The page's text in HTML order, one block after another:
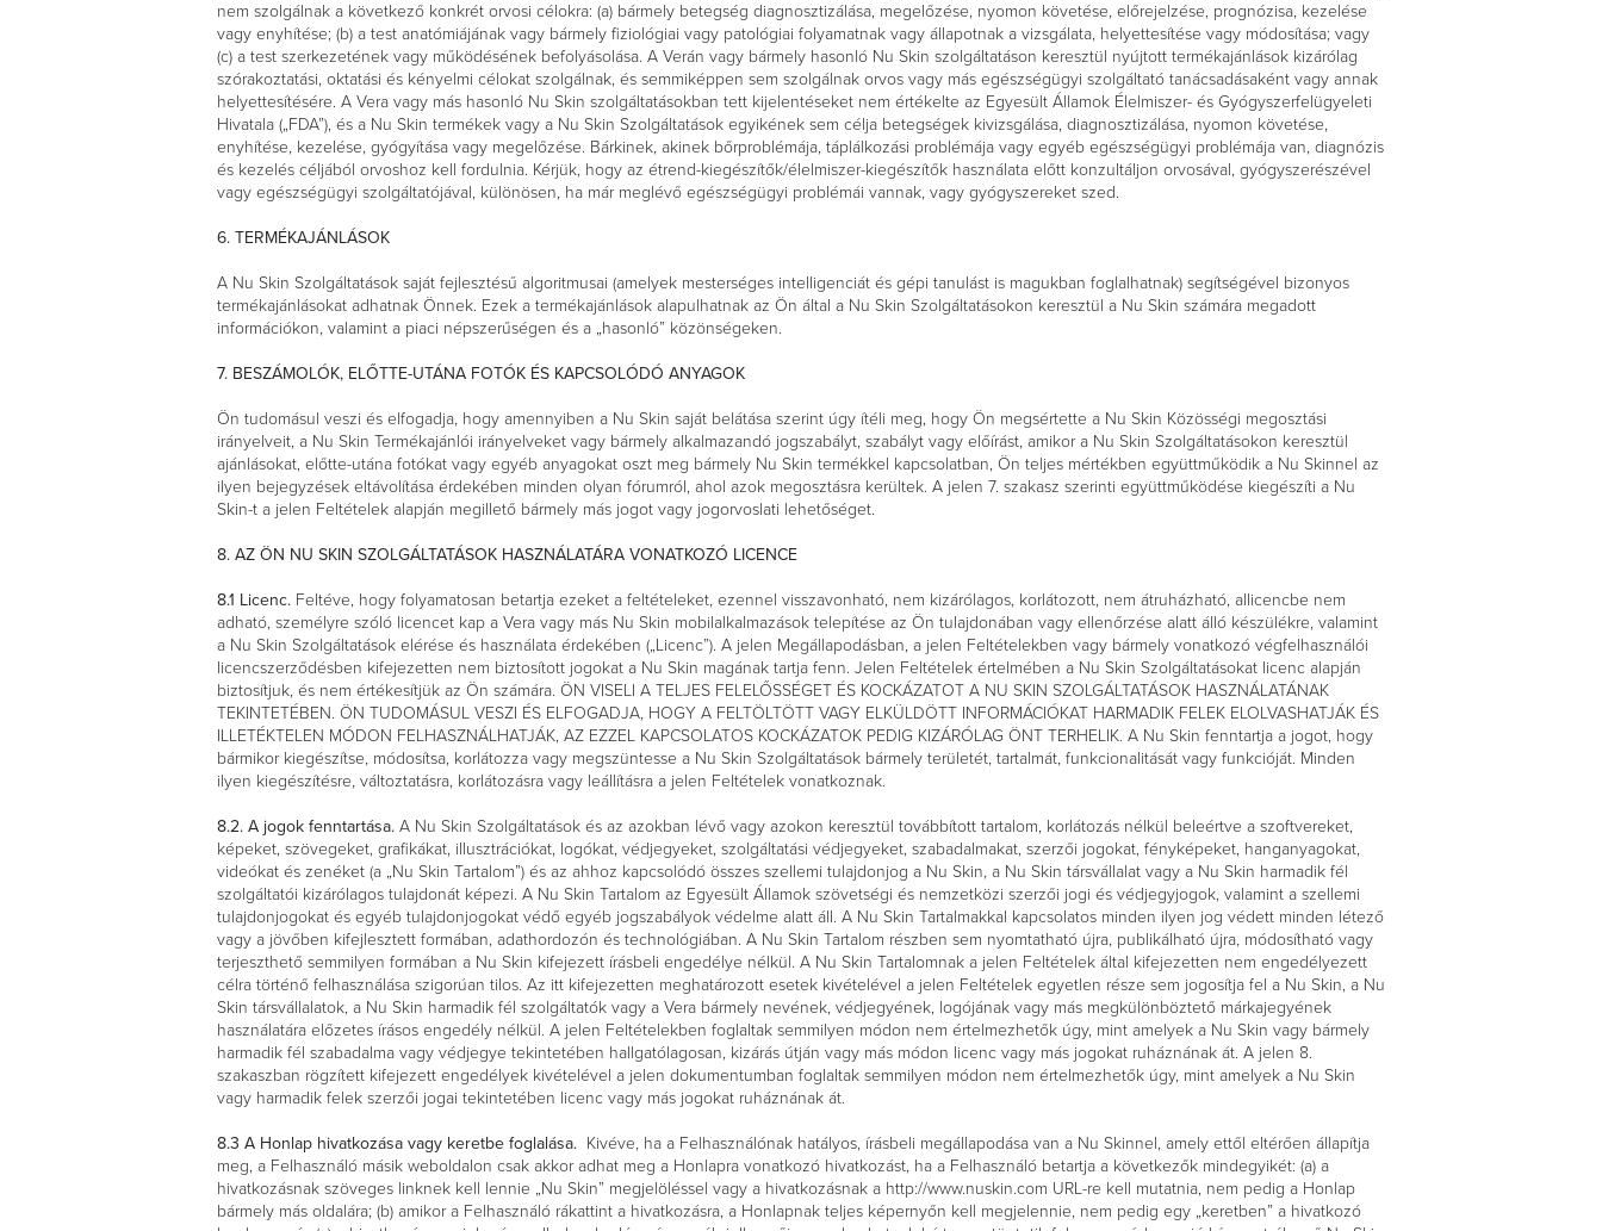
nem szolgálnak a következő konkrét orvosi célokra: (a) bármely betegség diagnosztizálása, megelőzése, nyomon követése, előrejelzése, prognózisa, kezelése
vagy enyhítése; (b) a test anatómiájának vagy bármely fiziológiai vagy patológiai folyamatnak vagy állapotnak a vizsgálata, helyettesítése vagy módosítása; vagy
(c) a test szerkezetének vagy működésének befolyásolása. A Verán vagy bármely hasonló Nu Skin szolgáltatáson keresztül nyújtott termékajánlások kizárólag
szórakoztatási, oktatási és kényelmi célokat szolgálnak, és semmiképpen sem szolgálnak orvos vagy más egészségügyi szolgáltató tanácsadásaként vagy annak
helyettesítésére. A Vera vagy más hasonló Nu Skin szolgáltatásokban tett kijelentéseket nem értékelte az Egyesült Államok Élelmiszer- és Gyógyszerfelügyeleti
Hivatala („FDA”), és a Nu Skin termékek vagy a Nu Skin Szolgáltatások egyikének sem célja betegségek kivizsgálása, diagnosztizálása, nyomon követése,
enyhítése, kezelése, gyógyítása vagy megelőzése. Bárkinek, akinek bőrproblémája, táplálkozási problémája vagy egyéb egészségügyi problémája van, diagnózis
és kezelés céljából orvoshoz kell fordulnia. Kérjük, hogy az étrend-kiegészítők/élelmiszer-kiegészítők használata előtt konzultáljon orvosával, gyógyszerészével
vagy egészségügyi szolgáltatójával, különösen, ha már meglévő egészségügyi problémái vannak, vagy gyógyszereket szed.
6. TERMÉKAJÁNLÁSOK
A Nu Skin Szolgáltatások saját fejlesztésű algoritmusai (amelyek mesterséges intelligenciát és gépi tanulást is magukban foglalhatnak) segítségével bizonyos
termékajánlásokat adhatnak Önnek. Ezek a termékajánlások alapulhatnak az Ön által a Nu Skin Szolgáltatásokon keresztül a Nu Skin számára megadott
információkon, valamint a piaci népszerűségen és a „hasonló” közönségeken.
7. BESZÁMOLÓK, ELŐTTE-UTÁNA FOTÓK ÉS KAPCSOLÓDÓ ANYAGOK
Ön tudomásul veszi és elfogadja, hogy amennyiben a Nu Skin saját belátása szerint úgy ítéli meg, hogy Ön megsértette a Nu Skin Közösségi megosztási
irányelveit, a Nu Skin Termékajánlói irányelveket vagy bármely alkalmazandó jogszabályt, szabályt vagy előírást, amikor a Nu Skin Szolgáltatásokon keresztül
ajánlásokat, előtte-utána fotókat vagy egyéb anyagokat oszt meg bármely Nu Skin termékkel kapcsolatban, Ön teljes mértékben együttműködik a Nu Skinnel az
ilyen bejegyzések eltávolítása érdekében minden olyan fórumról, ahol azok megosztásra kerültek. A jelen 7. szakasz szerinti együttműködése kiegészíti a Nu
Skin-t a jelen Feltételek alapján megillető bármely más jogot vagy jogorvoslati lehetőséget.
8. AZ ÖN NU SKIN SZOLGÁLTATÁSOK HASZNÁLATÁRA VONATKOZÓ LICENCE
8.1 Licenc. Feltéve, hogy folyamatosan betartja ezeket a feltételeket, ezennel visszavonható, nem kizárólagos, korlátozott, nem átruházható, allicencbe nem
adható, személyre szóló licencet kap a Vera vagy más Nu Skin mobilalkalmazások telepítése az Ön tulajdonában vagy ellenőrzése alatt álló készülékre, valamint
a Nu Skin Szolgáltatások elérése és használata érdekében („Licenc”). A jelen Megállapodásban, a jelen Feltételekben vagy bármely vonatkozó végfelhasználói
licencszerződésben kifejezetten nem biztosított jogokat a Nu Skin magának tartja fenn. Jelen Feltételek értelmében a Nu Skin Szolgáltatásokat licenc alapján
biztosítjuk, és nem értékesítjük az Ön számára. ÖN VISELI A TELJES FELELŐSSÉGET ÉS KOCKÁZATOT A NU SKIN SZOLGÁLTATÁSOK HASZNÁLATÁNAK
TEKINTETÉBEN. ÖN TUDOMÁSUL VESZI ÉS ELFOGADJA, HOGY A FELTÖLTÖTT VAGY ELKÜLDÖTT INFORMÁCIÓKAT HARMADIK FELEK ELOLVASHATJÁK ÉS
ILLETÉKTELEN MÓDON FELHASZNÁLHATJÁK, AZ EZZEL KAPCSOLATOS KOCKÁZATOK PEDIG KIZÁRÓLAG ÖNT TERHELIK. A Nu Skin fenntartja a jogot, hogy
bármikor kiegészítse, módosítsa, korlátozza vagy megszüntesse a Nu Skin Szolgáltatások bármely területét, tartalmát, funkcionalitását vagy funkcióját. Minden
ilyen kiegészítésre, változtatásra, korlátozásra vagy leállításra a jelen Feltételek vonatkoznak.
8.2. A jogok fenntartása. A Nu Skin Szolgáltatások és az azokban lévő vagy azokon keresztül továbbított tartalom, korlátozás nélkül beleértve a szoftvereket,
képeket, szövegeket, grafikákat, illusztrációkat, logókat, védjegyeket, szolgáltatási védjegyeket, szabadalmakat, szerzői jogokat, fényképeket, hanganyagokat,
videókat és zenéket (a „Nu Skin Tartalom”) és az ahhoz kapcsolódó összes szellemi tulajdonjog a Nu Skin, a Nu Skin társvállalat vagy a Nu Skin harmadik fél
szolgáltatói kizárólagos tulajdonát képezi. A Nu Skin Tartalom az Egyesült Államok szövetségi és nemzetközi szerzői jogi és védjegyjogok, valamint a szellemi
tulajdonjogokat és egyéb tulajdonjogokat védő egyéb jogszabályok védelme alatt áll. A Nu Skin Tartalmakkal kapcsolatos minden ilyen jog védett minden létező
vagy a jövőben kifejlesztett formában, adathordozón és technológiában. A Nu Skin Tartalom részben sem nyomtatható újra, publikálható újra, módosítható vagy
terjeszthető semmilyen formában a Nu Skin kifejezett írásbeli engedélye nélkül. A Nu Skin Tartalomnak a jelen Feltételek által kifejezetten nem engedélyezett
célra történő felhasználása szigorúan tilos. Az itt kifejezetten meghatározott esetek kivételével a jelen Feltételek egyetlen része sem jogosítja fel a Nu Skin, a Nu
Skin társvállalatok, a Nu Skin harmadik fél szolgáltatók vagy a Vera bármely nevének, védjegyének, logójának vagy más megkülönböztető márkajegyének
használatára előzetes írásos engedély nélkül. A jelen Feltételekben foglaltak semmilyen módon nem értelmezhetők úgy, mint amelyek a Nu Skin vagy bármely
harmadik fél szabadalma vagy védjegye tekintetében hallgatólagosan, kizárás útján vagy más módon licenc vagy más jogokat ruháznának át. A jelen 8.
szakaszban rögzített kifejezett engedélyek kivételével a jelen dokumentumban foglaltak semmilyen módon nem értelmezhetők úgy, mint amelyek a Nu Skin
vagy harmadik felek szerzői jogai tekintetében licenc vagy más jogokat ruháznának át.
8.3 A Honlap hivatkozása vagy keretbe foglalása. Kivéve, ha a Felhasználónak hatályos, írásbeli megállapodása van a Nu Skinnel, amely ettől eltérően állapítja
meg, a Felhasználó másik weboldalon csak akkor adhat meg a Honlapra vonatkozó hivatkozást, ha a Felhasználó betartja a következők mindegyikét: (a) a
hivatkozásnak szöveges linknek kell lennie „Nu Skin” megjelöléssel vagy a hivatkozásnak a http://www.nuskin.com URL-re kell mutatnia, nem pedig a Honlap
bármely más oldalára; (b) amikor a Felhasználó rákattint a hivatkozásra, a Honlapnak teljes képernyőn kell megjelennie, nem pedig egy „keretben” a hivatkozó